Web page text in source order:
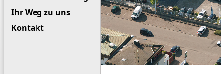
Ihr Weg zu uns
Kontakt